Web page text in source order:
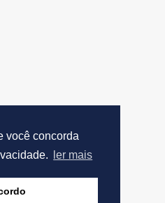
você concorda
ler mais